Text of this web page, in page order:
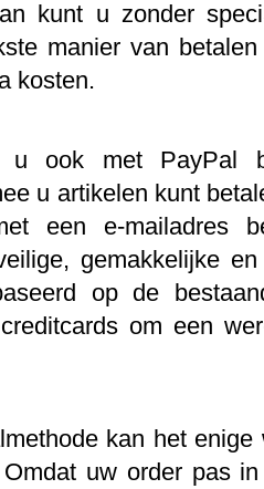
kunt u zonder
manier van
kosten.
u ook met PayPal
u artikelen kunt
een e-mailadres
gemakkelijke
op de
om een
kan het
uw order pas